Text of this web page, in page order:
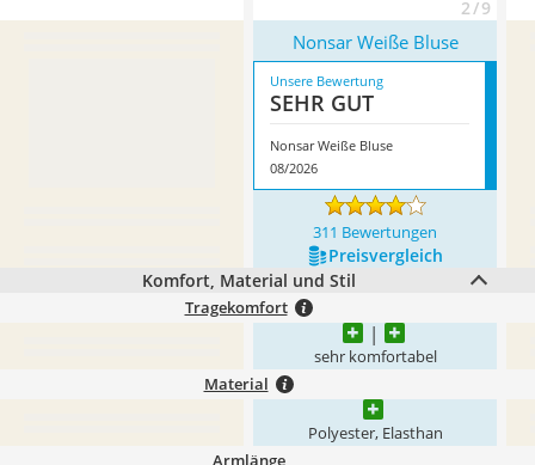
2 / 9
Nonsar Weiße Bluse
Unsere Bewertung
SEHR GUT
Nonsar Weiße Bluse
08/2026
311 Bewertungen
Preis­vergleich
Komfort, Material und Stil
Tragekomfort
sehr komfortabel
Material
Polyester, Elasthan
Armlänge